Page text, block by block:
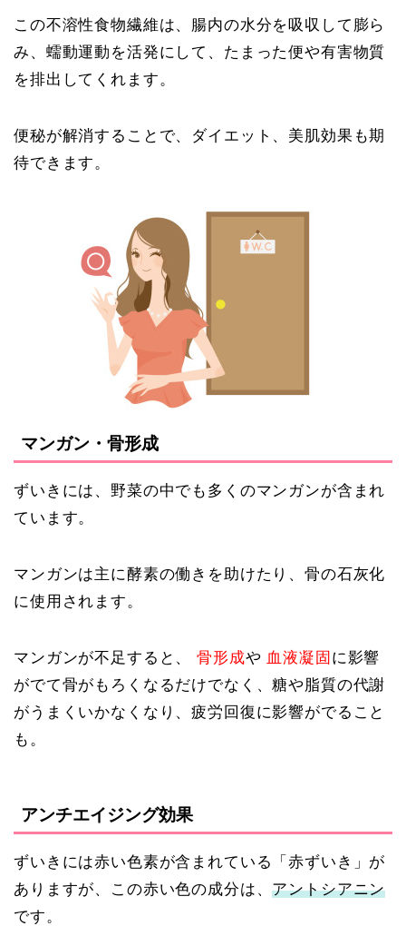
この不溶性食物繊維は、腸内の水分を吸収して膨ら
み、蠕動運動を活発にして、たまった便や有害物質
を排出してくれます。
便秘が解消することで、ダイエット、美肌効果も期
待できます。
マンガン・骨形成
ずいきには、野菜の中でも多くのマンガンが含まれ
ています。
マンガンは主に酵素の働きを助けたり、骨の石灰化
に使用されます。
マンガンが不足すると、 骨形成や 血液凝固 に影響
がでて骨がもろくなるだけでなく、糖や脂質の代謝
がうまくいかなくなり、疲労回復に影響がでること
も。
アンチエイジング効果
ずいきには赤い色素が含まれている「赤ずいき」が
ありますが、この赤い色の成分は、アントシアニン
です。